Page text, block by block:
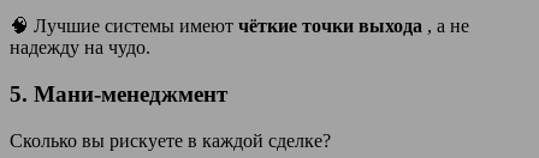
🧠 Лучшие системы имеют чёткие точки выхода , а не
надежду на чудо.
5. Мани-менеджмент
Сколько вы рискуете в каждой сделке?